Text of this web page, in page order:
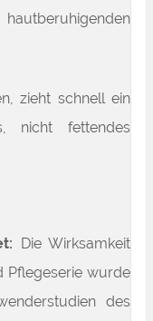
zieht schnell ein
nicht fettendes
Die Wirksamkeit
Pflegeserie wurde
des